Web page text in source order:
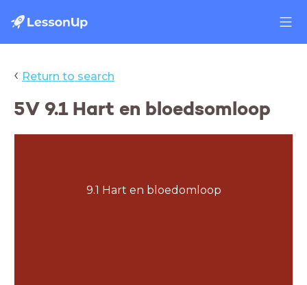
‹ Return to search
5V 9.1 Hart en bloedsomloop
9.1 Hart en bloedomloop